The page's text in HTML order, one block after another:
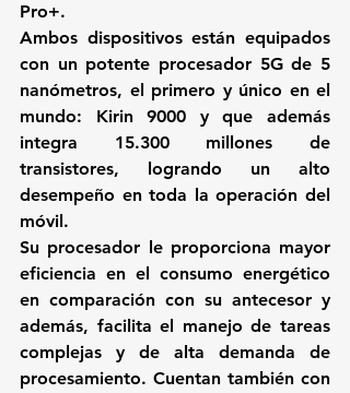
Pro+.
Ambos dispositivos están equipados
con un potente procesador 5G de 5
nanómetros, el primero y único en el
mundo: Kirin 9000 y que además
integra 15.300 millones de
transistores, logrando un alto
desempeño en toda la operación del
móvil.
Su procesador le proporciona mayor
eficiencia en el consumo energético
en comparación con su antecesor y
además, facilita el manejo de tareas
complejas y de alta demanda de